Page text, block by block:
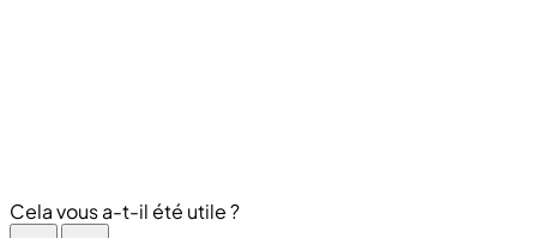
Cela vous a-t-il été utile ?